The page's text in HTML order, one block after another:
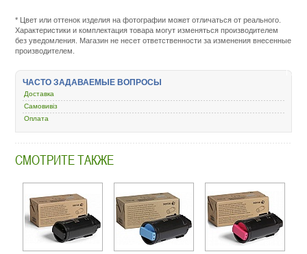
rashodnye-
materialy/5259-
kartridzh-
i-
cm2320nf-
cp2025n-
* Цвет или оттенок изделия на фотографии может отличаться от реального.
Характеристики и комплектация товара могут изменяться производителем
без уведомления. Магазин не несет ответственности за изменения внесенные
производителем.
ЧАСТО ЗАДАВАЕМЫЕ ВОПРОСЫ
Доставка
Самовивіз
Оплата
СМОТРИТЕ ТАКЖЕ